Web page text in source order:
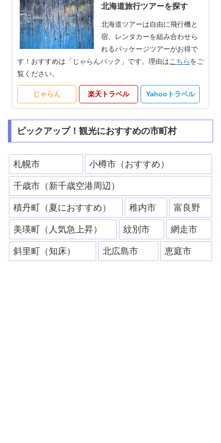
北海道旅行ツアーを探す
北海道ツアーは自由に飛行機と
宿、レンタカーを組み合わせら
れるパッケージツアーがお得で
す！おすすめは「じゃらんパック」です。理由はこちらをご
覧ください。
じゃらん 楽天トラベル Yahooトラベル
ピックアップ！観光におすすめの市町村
札幌市 小樽市（おすすめ）
千歳市（新千歳空港周辺）
積丹町（夏におすすめ） 稚内市 富良野
美瑛町（人気急上昇） 紋別市 網走市
斜里町（知床） 北広島市 恵庭市